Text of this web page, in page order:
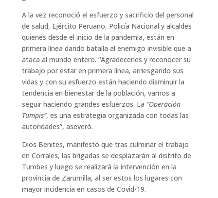
A la vez reconoció el esfuerzo y sacrificio del personal
de salud, Ejército Peruano, Policía Nacional y alcaldes
quienes desde el inicio de la pandemia, están en
primera línea dando batalla al enemigo invisible que a
ataca al mundo entero. “Agradecerles y reconocer su
trabajo por estar en primera línea, arriesgando sus
vidas y con su esfuerzo están haciendo disminuir la
tendencia en bienestar de la población, vamos a
seguir haciendo grandes esfuerzos. La “Operación
Tumpis”, es una estrategia organizada con todas las
autoridades”, aseveró.
Dios Benites, manifestó que tras culminar el trabajo
en Corrales, las brigadas se desplazarán al distrito de
Tumbes y luego se realizará la intervención en la
provincia de Zarumilla, al ser estos los lugares con
mayor incidencia en casos de Covid-19.